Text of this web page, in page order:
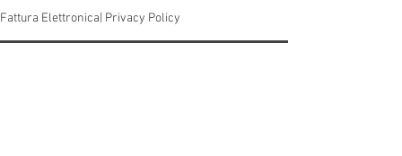
Fattura Elettronica| Privacy Policy